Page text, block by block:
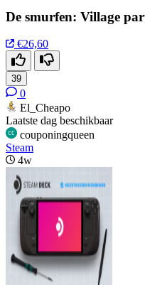
De smurfen: Village
€26,60
39
0
El_Cheapo
Laatste dag beschikbaar
couponingqueen
Steam
4w